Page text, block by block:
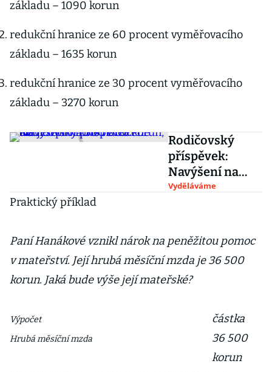
základu – 1090 korun
redukční hranice ze 60 procent vyměřovacího
základu – 1635 korun
redukční hranice ze 30 procent vyměřovacího
základu – 3270 korun
Rodičovský
příspěvek:
Navýšení na
300 000 korun,
Vyděláváme
Praktický příklad
Paní Hanákové vznikl nárok na peněžitou pomoc
v mateřství. Její hrubá měsíční mzda je 36 500
korun. Jaká bude výše její mateřské?
Výpočet částka
Hrubá měsíční mzda
36 500
korun